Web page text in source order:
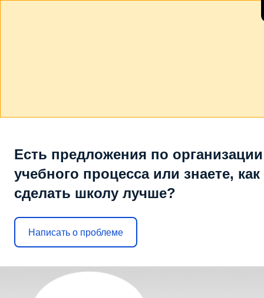
Есть предложения по организации
учебного процесса или знаете, как
сделать школу лучше?
Написать о проблеме